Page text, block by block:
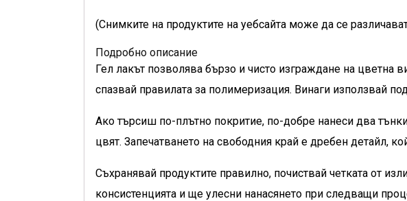
(Снимките на продуктите на уебсайта може да се
Подробно описание
Гел лакът позволява бързо и чисто изграждане на цветна
спазвай правилата за полимеризация. Винаги използвай
Ако търсиш по-плътно покритие, по-добре нанеси два
цвят. Запечатването на свободния край е дребен детайл,
Съхранявай продуктите правилно, почиствай четката от
консистенцията и ще улесни нанасянето при следващи